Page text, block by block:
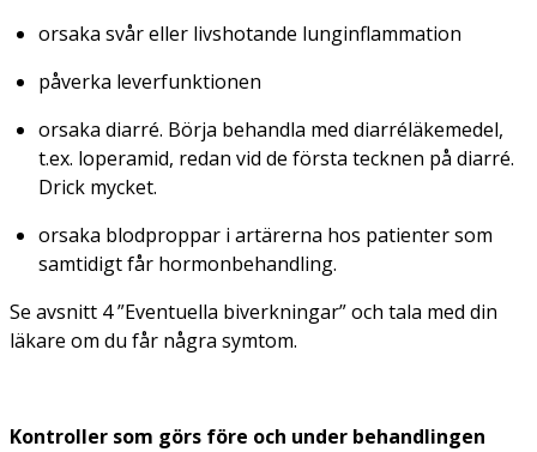
orsaka svår eller livshotande lunginflammation
påverka leverfunktionen
orsaka diarré. Börja behandla med diarréläkemedel,
t.ex. loperamid, redan vid de första tecknen på diarré.
Drick mycket.
orsaka blodproppar i artärerna hos patienter som
samtidigt får hormonbehandling.
Se avsnitt 4 ”Eventuella biverkningar” och tala med din
läkare om du får några symtom.
Kontroller som görs före och under behandlingen